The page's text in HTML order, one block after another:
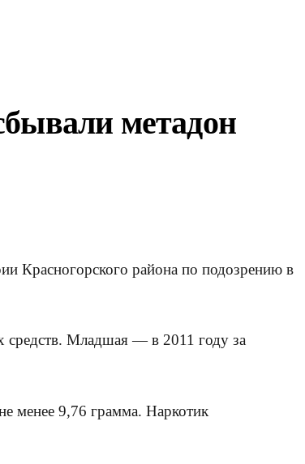
метадон
Красногорского района по подозрению в
средств. Младшая — в 2011 году за
менее 9,76 грамма. Наркотик